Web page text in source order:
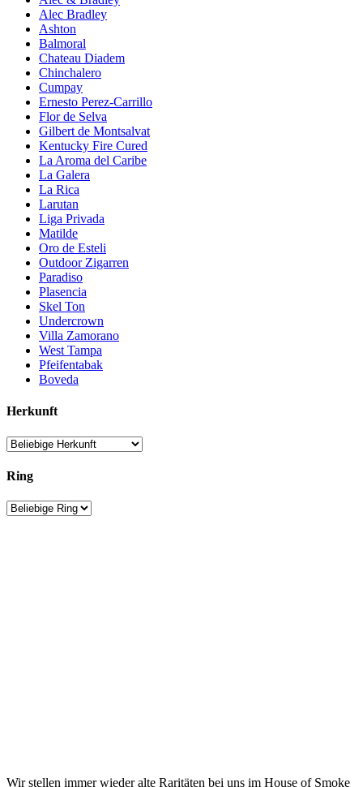
Alec Bradley
Ashton
Balmoral
Chateau Diadem
Chinchalero
Cumpay
Ernesto Perez-Carrillo
Flor de Selva
Gilbert de Montsalvat
Kentucky Fire Cured
La Aroma del Caribe
La Galera
La Rica
Larutan
Liga Privada
Matilde
Oro de Esteli
Outdoor Zigarren
Paradiso
Plasencia
Skel Ton
Undercrown
Villa Zamorano
West Tampa
Pfeifentabak
Boveda
Herkunft
Ring
Wir stellen immer wieder alte Raritäten bei uns im House of Smoke